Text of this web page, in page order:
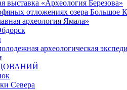
выставка «Археология Березова»
отложениях озера Большое
археология Ямала»
археологическая
Севера